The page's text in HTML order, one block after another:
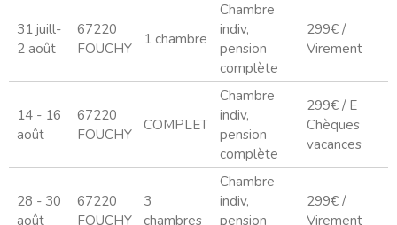
31 juill-
2 août
67220
FOUCHY
1 chambre
Chambre
indiv,
pension
complète
299€ /
Virement
14 - 16
août
67220
FOUCHY
COMPLET
Chambre
indiv,
pension
complète
299€ / E
Chèques
vacances
28 - 30
août
67220
FOUCHY
3
chambres
Chambre
indiv,
pension
299€ /
Virement